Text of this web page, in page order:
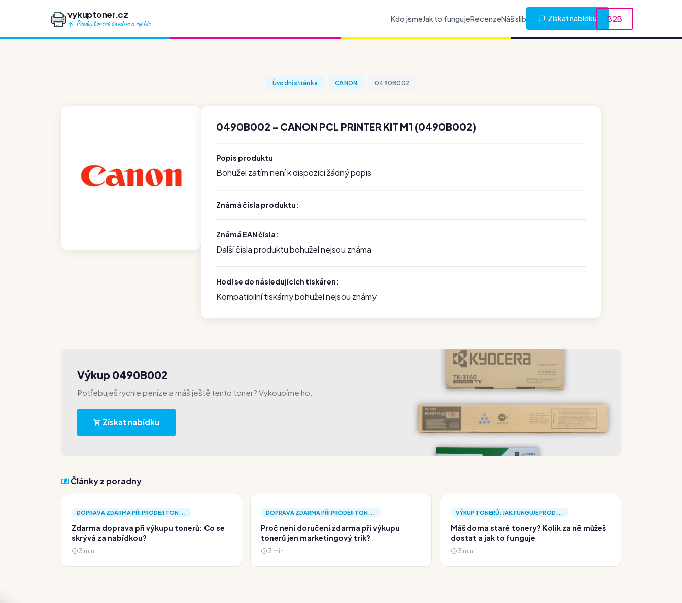
vykuptoner.cz
Prodej tonerů snadno a rychle
Kdo jsmeJak to fungujeRecenzeNáš slib Získat nabídku B2B
Úvodní stránka CANON 0490B002
0490B002 - CANON PCL PRINTER KIT M1 (0490B002)
Popis produktu
Bohužel zatím není k dispozici žádný popis
Známá čísla produktu:
Známá EAN čísla:
Další čísla produktu bohužel nejsou známa
Hodí se do následujících tiskáren:
Kompatibilní tiskárny bohužel nejsou známy
Výkup 0490B002
Potřebuješ rychle peníze a máš ještě tento toner? Vykoupíme ho.
Získat nabídku
Články z poradny
DOPRAVA ZDARMA PŘI PRODEJI TON...
Zdarma doprava při výkupu tonerů: Co se
skrývá za nabídkou?
3 min.
DOPRAVA ZDARMA PŘI PRODEJI TON...
Proč není doručení zdarma při výkupu
tonerů jen marketingový trik?
3 min.
VÝKUP TONERŮ: JAK FUNGUJE PROD...
Máš doma staré tonery? Kolik za ně můžeš
dostat a jak to funguje
3 min.